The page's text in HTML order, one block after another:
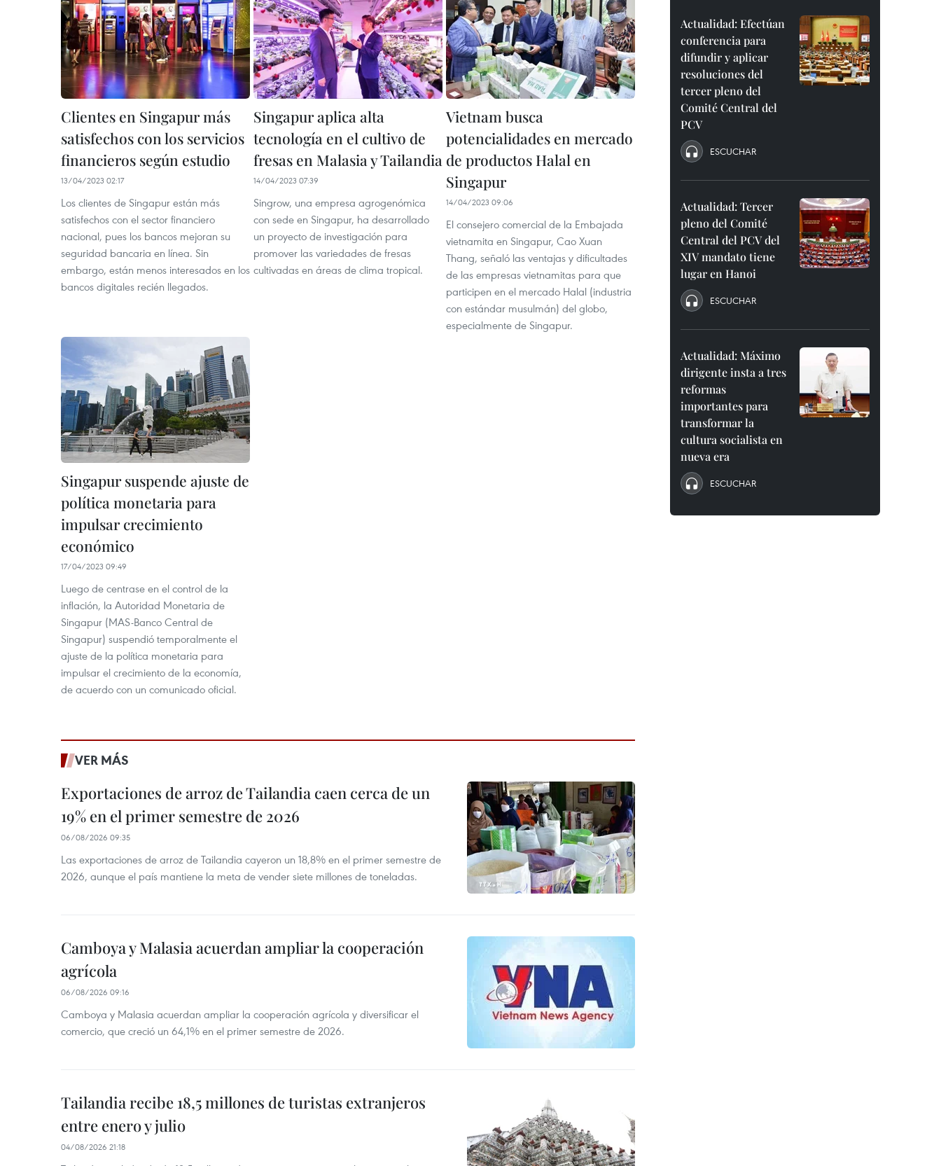
Clientes en Singapur más
satisfechos con los servicios
financieros según estudio
13/04/2023 02:17
Los clientes de Singapur están más
satisfechos con el sector financiero
nacional, pues los bancos mejoran su
seguridad bancaria en línea. Sin
embargo, están menos interesados en los
bancos digitales recién llegados.
Singapur aplica alta
tecnología en el cultivo de
fresas en Malasia y Tailandia
14/04/2023 07:39
Singrow, una empresa agrogenómica
con sede en Singapur, ha desarrollado
un proyecto de investigación para
promover las variedades de fresas
cultivadas en áreas de clima tropical.
Vietnam busca
potencialidades en mercado
de productos Halal en
Singapur
14/04/2023 09:06
El consejero comercial de la Embajada
vietnamita en Singapur, Cao Xuan
Thang, señaló las ventajas y dificultades
de las empresas vietnamitas para que
participen en el mercado Halal (industria
con estándar musulmán) del globo,
especialmente de Singapur.
Singapur suspende ajuste de
política monetaria para
impulsar crecimiento
económico
17/04/2023 09:49
Luego de centrase en el control de la
inflación, la Autoridad Monetaria de
Singapur (MAS-Banco Central de
Singapur) suspendió temporalmente el
ajuste de la política monetaria para
impulsar el crecimiento de la economía,
de acuerdo con un comunicado oficial.
VER MÁS
Exportaciones de arroz de Tailandia caen cerca de un
19% en el primer semestre de 2026
06/08/2026 09:35
Las exportaciones de arroz de Tailandia cayeron un 18,8% en el primer semestre de
2026, aunque el país mantiene la meta de vender siete millones de toneladas.
Camboya y Malasia acuerdan ampliar la cooperación
agrícola
06/08/2026 09:16
Camboya y Malasia acuerdan ampliar la cooperación agrícola y diversificar el
comercio, que creció un 64,1% en el primer semestre de 2026.
Tailandia recibe 18,5 millones de turistas extranjeros
entre enero y julio
04/08/2026 21:18
Actualidad: Efectúan
conferencia para
difundir y aplicar
resoluciones del
tercer pleno del
Comité Central del
PCV
ESCUCHAR
Actualidad: Tercer
pleno del Comité
Central del PCV del
XIV mandato tiene
lugar en Hanoi
ESCUCHAR
Actualidad: Máximo
dirigente insta a tres
reformas
importantes para
transformar la
cultura socialista en
nueva era
ESCUCHAR